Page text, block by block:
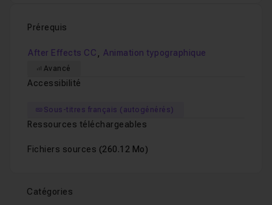
Prérequis
After Effects CC , Animation typographique
Avancé
Accessibilité
Sous-titres français (autogénérés)
Ressources téléchargeables
Fichiers sources (260.12 Mo)
Catégories